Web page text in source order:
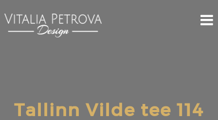
Tallinn Vilde tee 114